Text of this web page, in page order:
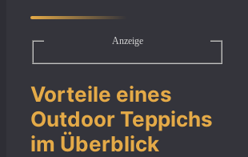
Anzeige
Vorteile eines
Outdoor Teppichs
im Überblick